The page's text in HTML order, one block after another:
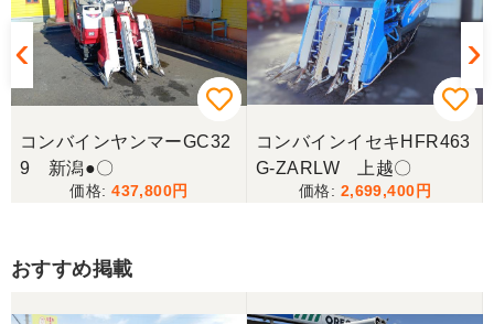
コンバインヤンマーGC32
9 新潟●〇
437,800
コンバインイセキHFR463
G-ZARLW 上越〇
2,699,400
おすすめ掲載